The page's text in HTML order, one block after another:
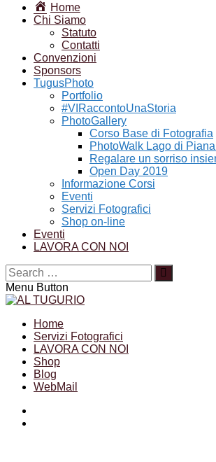
Home
Chi Siamo
Statuto
Contatti
Convenzioni
Sponsors
TugusPhoto
Portfolio
#VIRaccontoUnaStoria
PhotoGallery
Corso Base di Fotografia
PhotoWalk Lago di
Regalare un sorriso
Open Day 2019
Informazione Corsi
Eventi
Servizi Fotografici
Shop on-line
Eventi
LAVORA CON NOI
Menu Button
Home
Servizi Fotografici
LAVORA CON NOI
Shop
Blog
WebMail